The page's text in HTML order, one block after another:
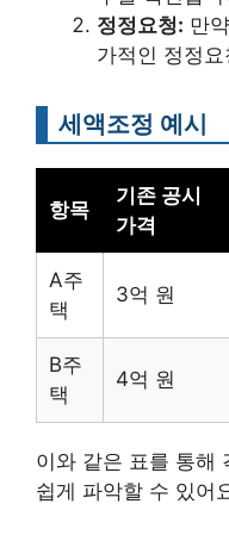
정정요청: 만
가적인 정정
세액조정 예시
항목
기존 공시
가격
A주
택
3억 원
B주
택
4억 원
이와 같은 표를 통해
쉽게 파악할 수 있어